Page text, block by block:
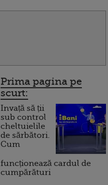
Prima pagina pe
scurt:
Invață să ții
sub control
cheltuielile
de sărbători.
Cum
funcționează cardul de
cumpărături